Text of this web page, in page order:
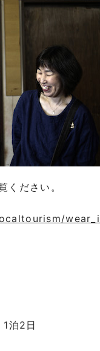
ください。
泊2日